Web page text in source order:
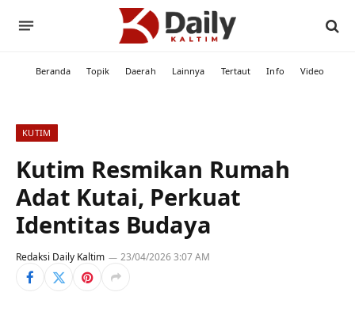
Beranda Topik Daerah Lainnya Tertaut Info Video
KUTIM
Kutim Resmikan Rumah
Adat Kutai, Perkuat
Identitas Budaya
Redaksi Daily Kaltim 23/04/2026 3:07 AM